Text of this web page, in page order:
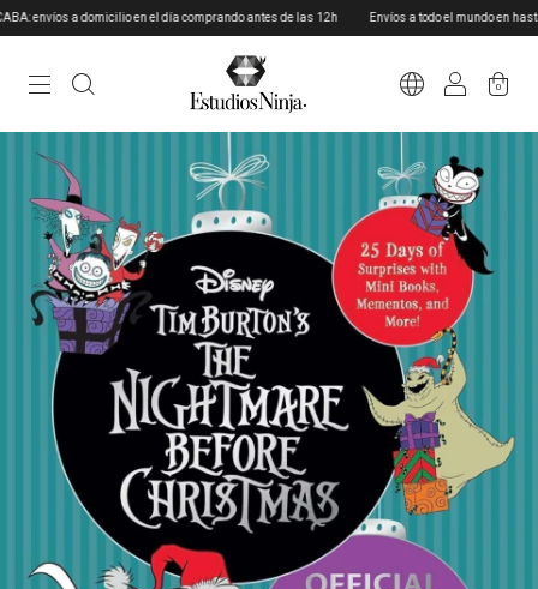
envíos a domicilio en el día comprando antes de las 12h Envíos a todo el mundo en hasta
0